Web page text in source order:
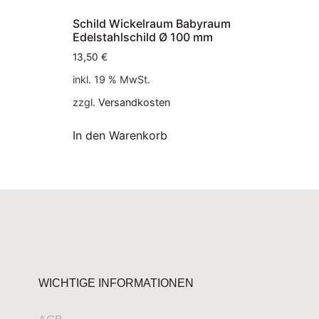
Schild Wickelraum Babyraum
Edelstahlschild Ø 100 mm
13,50 €
inkl. 19 % MwSt.
zzgl. Versandkosten
In den Warenkorb
WICHTIGE INFORMATIONEN